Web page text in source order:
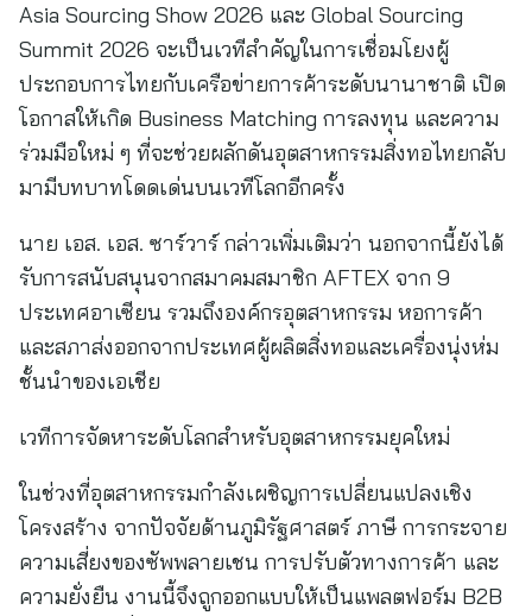
Asia Sourcing Show 2026 และ Global Sourcing
Summit 2026 จะเป็นเวทีสำคัญในการเชื่อมโยงผู้
ประกอบการไทยกับเครือข่ายการค้าระดับนานาชาติ เปิด
โอกาสให้เกิด Business Matching การลงทุน และความ
ร่วมมือใหม่ ๆ ที่จะช่วยผลักดันอุตสาหกรรมสิ่งทอไทยกลับ
มามีบทบาทโดดเด่นบนเวทีโลกอีกครั้ง
นาย เอส. เอส. ซาร์วาร์ กล่าวเพิ่มเติมว่า นอกจากนี้ยังได้
รับการสนับสนุนจากสมาคมสมาชิก AFTEX จาก 9
ประเทศอาเซียน รวมถึงองค์กรอุตสาหกรรม หอการค้า
และสภาส่งออกจากประเทศผู้ผลิตสิ่งทอและเครื่องนุ่งห่ม
ชั้นนำของเอเชีย
เวทีการจัดหาระดับโลกสำหรับอุตสาหกรรมยุคใหม่
ในช่วงที่อุตสาหกรรมกำลังเผชิญการเปลี่ยนแปลงเชิง
โครงสร้าง จากปัจจัยด้านภูมิรัฐศาสตร์ ภาษี การกระจาย
ความเสี่ยงของซัพพลายเชน การปรับตัวทางการค้า และ
ความยั่งยืน งานนี้จึงถูกออกแบบให้เป็นแพลตฟอร์ม B2B